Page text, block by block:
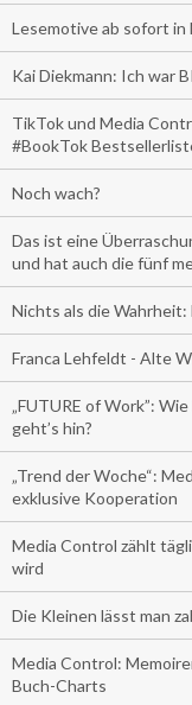
Lesemotive ab sofort in
Kai Diekmann: Ich war
TikTok und Media
#BookTok
Noch wach?
Das ist eine
und hat auch die fünf
Nichts als die
Franca Lehfeldt - Alte
„FUTURE of Work”:
geht’s hin?
„Trend der Woche“:
exklusive Kooperation
Media Control zählt
wird
Die Kleinen lässt man
Media Control:
Buch-Charts